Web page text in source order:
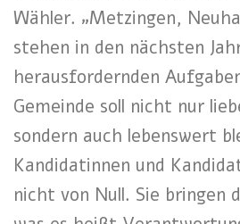
Wähler. „Metzingen,
stehen in den nächsten
herausfordernden
Gemeinde soll nicht nur
sondern auch lebenswert
Kandidatinnen und
nicht von Null. Sie bringen